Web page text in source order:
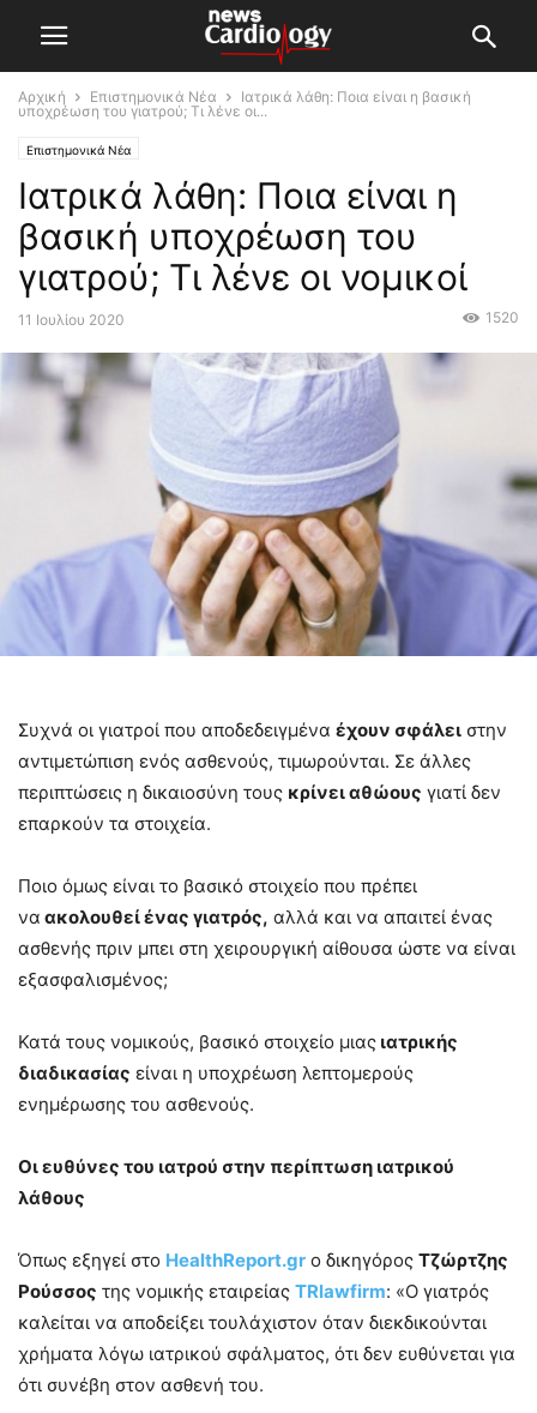
Αρχική Επιστημονικά Νέα
Ιατρικά λάθη: Ποια είναι η βασική
υποχρέωση του γιατρού; Τι λένε οι...
Επιστημονικά Νέα
Ιατρικά λάθη: Ποια είναι η
βασική υποχρέωση του
γιατρού; Τι λένε οι νομικοί
11 Ιουλίου 2020 1520
Συχνά οι γιατροί που αποδεδειγμένα έχουν σφάλει στην
αντιμετώπιση ενός ασθενούς, τιμωρούνται. Σε άλλες
περιπτώσεις η δικαιοσύνη τους κρίνει αθώους γιατί δεν
επαρκούν τα στοιχεία.
Ποιο όμως είναι το βασικό στοιχείο που πρέπει
να ακολουθεί ένας γιατρός, αλλά και να απαιτεί ένας
ασθενής πριν μπει στη χειρουργική αίθουσα ώστε να είναι
εξασφαλισμένος;
Κατά τους νομικούς, βασικό στοιχείο μιας ιατρικής
διαδικασίας είναι η υποχρέωση λεπτομερούς
ενημέρωσης του ασθενούς.
Οι ευθύνες του ιατρού στην περίπτωση ιατρικού
λάθους
Όπως εξηγεί στο HealthReport.gr ο δικηγόρος Τζώρτζης
Ρούσσος της νομικής εταιρείας TRlawfirm: «Ο γιατρός
καλείται να αποδείξει τουλάχιστον όταν διεκδικούνται
χρήματα λόγω ιατρικού σφάλματος, ότι δεν ευθύνεται για
ότι συνέβη στον ασθενή του.